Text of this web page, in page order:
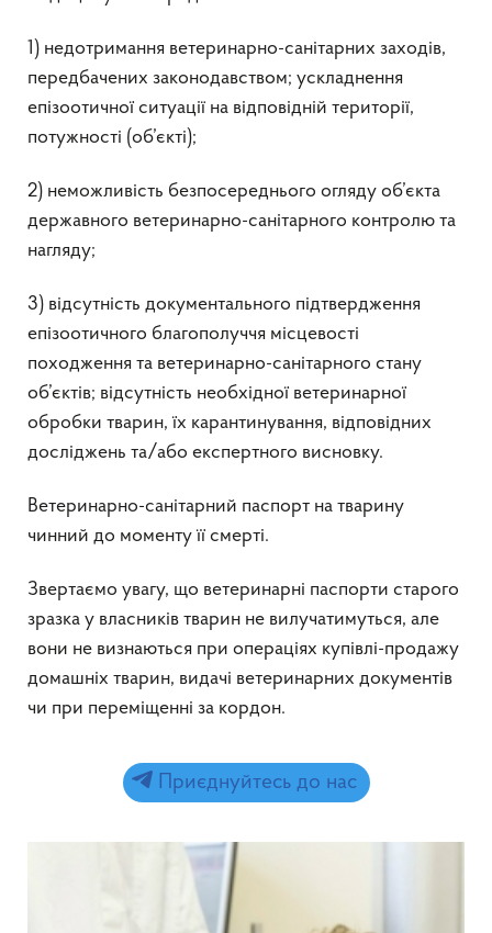
1) недотримання ветеринарно-санітарних заходів,
передбачених законодавством; ускладнення
епізоотичної ситуації на відповідній території,
потужності (об’єкті);
2) неможливість безпосереднього огляду об’єкта
державного ветеринарно-санітарного контролю та
нагляду;
3) відсутність документального підтвердження
епізоотичного благополуччя місцевості
походження та ветеринарно-санітарного стану
об’єктів; відсутність необхідної ветеринарної
обробки тварин, їх карантинування, відповідних
досліджень та/або експертного висновку.
Ветеринарно-санітарний паспорт на тварину
чинний до моменту її смерті.
Звертаємо увагу, що ветеринарні паспорти старого
зразка у власників тварин не вилучатимуться, але
вони не визнаються при операціях купівлі-продажу
домашніх тварин, видачі ветеринарних документів
чи при переміщенні за кордон.
Приєднуйтесь до нас